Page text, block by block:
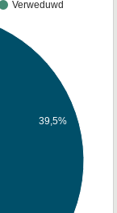
Verweduwd
39,5%